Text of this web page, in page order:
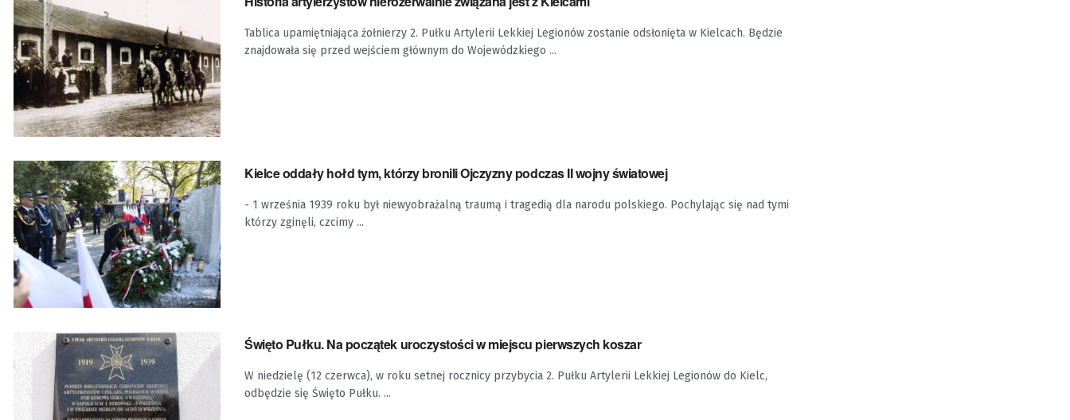
Tablica upamiętniająca żołnierzy 2. Pułku Artylerii Lekkiej Legionów zostanie odsłonięta w Kielcach. Będzie
znajdowała się przed wejściem głównym do Wojewódzkiego ...
Kielce oddały hołd tym, którzy bronili Ojczyzny podczas II wojny światowej
- 1 września 1939 roku był niewyobrażalną traumą i tragedią dla narodu polskiego. Pochylając się nad tymi
którzy zginęli, czcimy ...
Święto Pułku. Na początek uroczystości w miejscu pierwszych koszar
W niedzielę (12 czerwca), w roku setnej rocznicy przybycia 2. Pułku Artylerii Lekkiej Legionów do Kielc,
odbędzie się Święto Pułku. ...